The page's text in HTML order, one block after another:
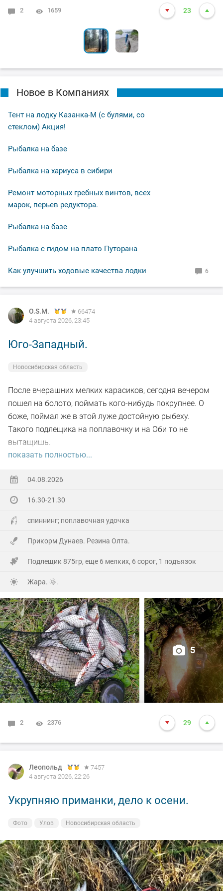
2 1659 23
6 1786 24
Новое в Компаниях
Тент на лодку Казанка-М (с булями, со
стеклом) Акция!
Рыбалка на базе
Рыбалка на хариуса в сибири
Ремонт моторных гребных винтов, всех
марок, перьев редуктора.
Рыбалка на базе
Рыбалка с гидом на плато Путорана
Как улучшить ходовые качества лодки 6
O.S.M.
66474
4 августа 2026, 23:45
Юго-Западный.
Новосибирская область
После вчерашних мелких карасиков, сегодня вечером
пошел на болото, поймать кого-нибудь покрупнее. О
боже, поймал же в этой луже достойную рыбеху.
Такого подлещика на поплавочку и на Оби то не
вытащишь.
поймал.
На заказе еще покидал спиннинг. Поймал 8 наников.
Отпустил, и пошел домой.
показать полностью...
04.08.2026
16.30-21.30
спиннинг; поплавочная удочка
Прикорм Дунаев. Резина Олта.
Подлещик 875гр, еще 6 мелких, 6 сорог, 1 подъязок
Жара. 🌞.
5
2 2376 29
Леопольд
7457
4 августа 2026, 22:26
Укрупняю приманки, дело к осени.
Фото Улов Новосибирская область